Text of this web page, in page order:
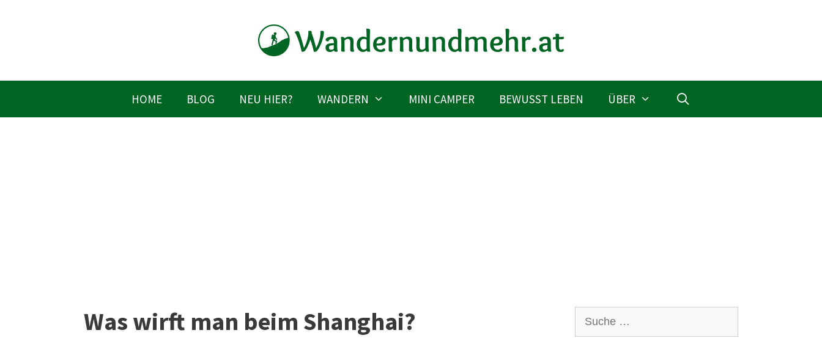
HOME BLOG NEU HIER? WANDERN MINI CAMPER BEWUSST LEBEN ÜBER
Was wirft man beim Shanghai?
nach: